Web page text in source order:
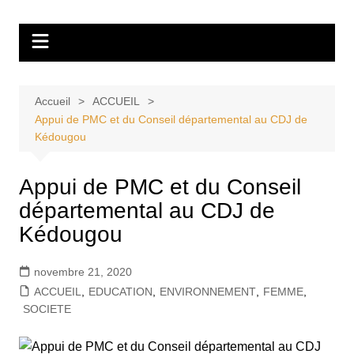
contenu
Tvdescollines
Accueil
ACCUEIL
Appui de PMC et du Conseil départemental au CDJ de
Kédougou
Appui de PMC et du Conseil
départemental au CDJ de
Kédougou
novembre 21, 2020
ACCUEIL
EDUCATION ENVIRONNEMENT, FEMME,
SOCIETE